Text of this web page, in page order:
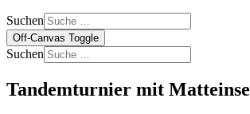
Suchen
Off-Canvas Toggle
Suchen
Tandemturnier mit